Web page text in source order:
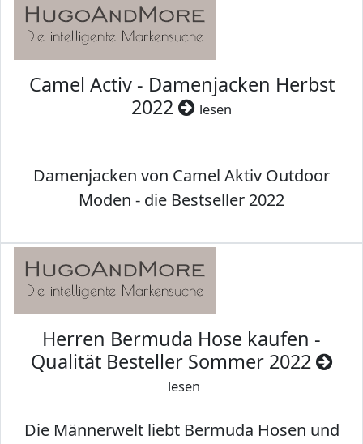
Camel Activ - Damenjacken Herbst
2022
lesen
Damenjacken von Camel Aktiv Outdoor
Moden - die Bestseller 2022
Herren Bermuda Hose kaufen -
Qualität Besteller Sommer 2022
lesen
Die Männerwelt liebt Bermuda Hosen und